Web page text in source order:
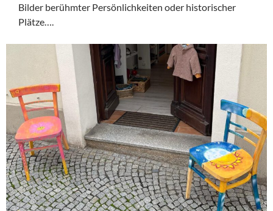
Bilder berühmter Persönlichkeiten oder historischer
Plätze….